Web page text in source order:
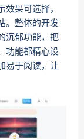
效果可选择，
。整体的开发
沉郁功能，把
功能都精心设
易于阅读，让